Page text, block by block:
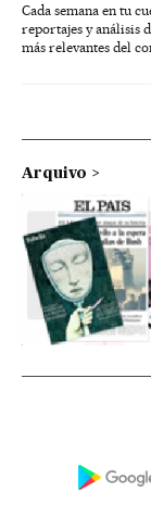
Cada semana en tu
reportajes y análisis
más relevantes del
Arquivo